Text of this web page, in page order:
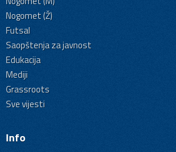
Nogomet (Ž)
Futsal
Saopštenja za javnost
Edukacija
Mediji
Grassroots
Sve vijesti
Info